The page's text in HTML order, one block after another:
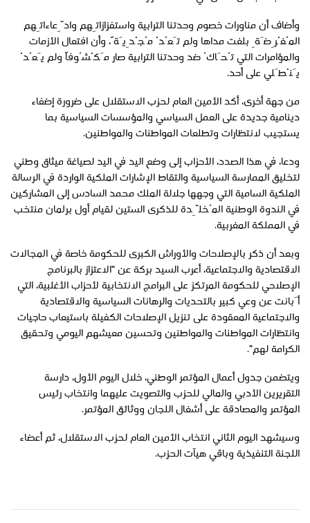
وأضاف أن مناورات خصوم وحدتنا الترابية واستفزازاتِهم وادِّعاءاتِهم
المُغْرِضَةِ بلغت مداها ولم تَعُدْ مُجْدِيَةً، وأن افتعال الأزمات
والمؤامرات التي تُحَاكُ ضد وحدتنا الترابية صار مَكْشُوفاً ولم يَعُدْ
يَنْطَلي على أحد.
من جهة أخرى، أكد الأمين العام لحزب الاستقلال على ضرورة إضفاء
دينامية جديدة على العمل السياسي والمؤسسات السياسية بما
يستجيب لانتظارات وتطلعات المواطنات والمواطنين.
ودعا، في هذا الصدد، الأحزاب إلى وضع اليد في اليد لصياغة ميثاق وطني
لتخليق الممارسة السياسية والتقاط الإشارات الملكية الواردة في الرسالة
الملكية السامية التي وجهها جلالة الملك محمد السادس إلى المشاركين
في الندوة الوطنية المُخلِّدة للذكرى الستين لقيام أول برلمان منتخب
في المملكة المغربية.
وبعد أن ذكر بالإصلاحات والأوراش الكبرى للحكومة خاصة في المجالات
الاقتصادية والاجتماعية، أعرب السيد بركة عن “الاعتزاز بالبرنامج
الإصلاحي للحكومة المرتكز على البرامج الانتخابية لأحزاب الأغلبية، التي
أَبانت عن وعي كبير بالتحديات والرهانات السياسية والاقتصادية
والاجتماعية المعقودة على تنزيل الإصلاحات الكفيلة باستيعاب حاجيات
وانتظارات المواطنات والمواطنين وتحسين معيشهم اليومي وتحقيق
الكرامة لهم”.
ويتضمن جدول أعمال المؤتمر الوطني، خلال اليوم الأول، دارسة
التقريرين الأدبي والمالي للحزب والتصويت عليهما وانتخاب رئيس
المؤتمر والمصادقة على أشغال اللجان ووثائق المؤتمر.
وسيشهد اليوم الثاني انتخاب الأمين العام لحزب الاستقلال، ثم أعضاء
اللجنة التنفيذية وباقي هيآت الحزب.